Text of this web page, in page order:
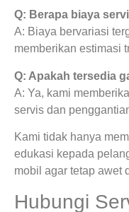
Q: Berapa biaya
A: Biaya bervariasi
memberikan estimasi
Q: Apakah tersedia
A: Ya, kami
servis dan
Kami tidak hanya
edukasi kepada
mobil agar tetap awet
Hubungi